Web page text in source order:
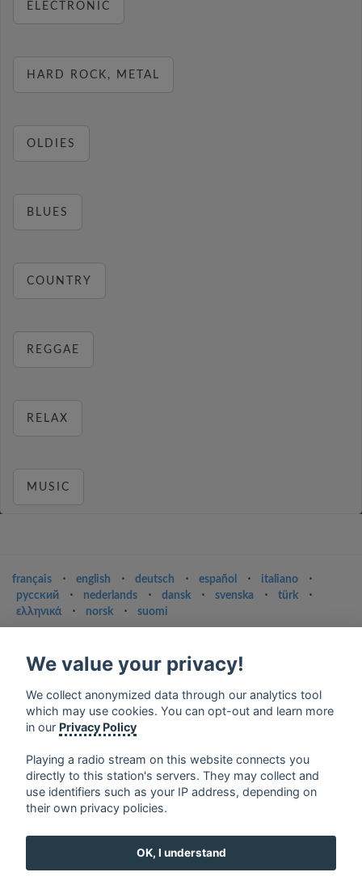
ELECTRONIC
HARD ROCK, METAL
OLDIES
BLUES
COUNTRY
REGGAE
RELAX
MUSIC
français ⋅ english ⋅ deutsch ⋅ español ⋅ italiano
⋅
русский
⋅ nederlands ⋅ dansk ⋅ svenska ⋅ türk
⋅
ελληνικά
⋅ norsk ⋅ suomi
Terms of service
Privacy Policy
Google Play and the Google Play logo are trademarks of Google Inc.
We value your privacy!
We collect anonymized data through our analytics tool
which may use cookies. You can opt-out and learn more
in our Privacy Policy
Playing a radio stream on this website connects you
directly to this station's servers. They may collect and
use identifiers such as your IP address, depending on
their own privacy policies.
OK, I understand